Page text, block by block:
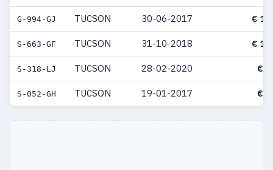
G-994-GJ TUCSON 30-06-2017 €
S-663-GF TUCSON 31-10-2018 €
S-318-LJ TUCSON 28-02-2020 €
S-052-GH TUCSON 19-01-2017 €